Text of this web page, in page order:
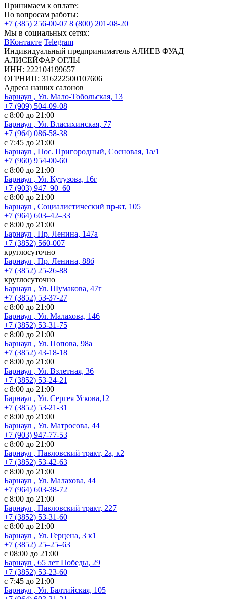
Принимаем к оплате:
По вопросам работы:
+7 (385) 256-00-07 8 (800) 201-08-20
Мы в социальных сетях:
ВКонтакте Telegram
Индивидуальный предприниматель АЛИЕВ ФУАД
АЛИСЕЙФАР ОГЛЫ
ИНН: 222104199657
ОГРНИП: 316222500107606
Адреса наших салонов
Барнаул , Ул. Мало-Тобольская, 13
+7 (909) 504-09-08
с 8:00 до 21:00
Барнаул , Ул. Власихинская, 77
+7 (964) 086-58-38
с 7:45 до 21:00
Барнаул , Пос. Пригородный, Сосновая, 1а/1
+7 (960) 954-00-60
с 8:00 до 21:00
Барнаул , Ул. Кутузова, 16г
+7 (903) 947‒90‒60
с 8:00 до 21:00
Барнаул , Социалистический пр-кт, 105
+7 (964) 603‒42‒33
с 8:00 до 21:00
Барнаул , Пр. Ленина, 147а
+7 (3852) 560-007
круглосуточно
Барнаул , Пр. Ленина, 88б
+7 (3852) 25-26-88
круглосуточно
Барнаул , Ул. Шумакова, 47г
+7 (3852) 53-37-27
с 8:00 до 21:00
Барнаул , Ул. Малахова, 146
+7 (3852) 53-31-75
с 8:00 до 21:00
Барнаул , Ул. Попова, 98а
+7 (3852) 43-18-18
с 8:00 до 21:00
Барнаул , Ул. Взлетная, 36
+7 (3852) 53-24-21
с 8:00 до 21:00
Барнаул , Ул. Сергея Ускова,12
+7 (3852) 53-21-31
с 8:00 до 21:00
Барнаул , Ул. Матросова, 44
+7 (903) 947-77-53
с 8:00 до 21:00
Барнаул , Павловский тракт, 2а, к2
+7 (3852) 53-42-63
с 8:00 до 21:00
Барнаул , Ул. Малахова, 44
+7 (964) 603-38-72
с 8:00 до 21:00
Барнаул , Павловский тракт, 227
+7 (3852) 53-31-60
с 8:00 до 21:00
Барнаул , Ул. ​Герцена, 3 к1
+7 (3852) 25‒25‒63
с 08:00 до 21:00
Барнаул , 65 лет Победы, 29
+7 (3852) 53-23-60
с 7:45 до 21:00
Барнаул , Ул. Балтийская, 105